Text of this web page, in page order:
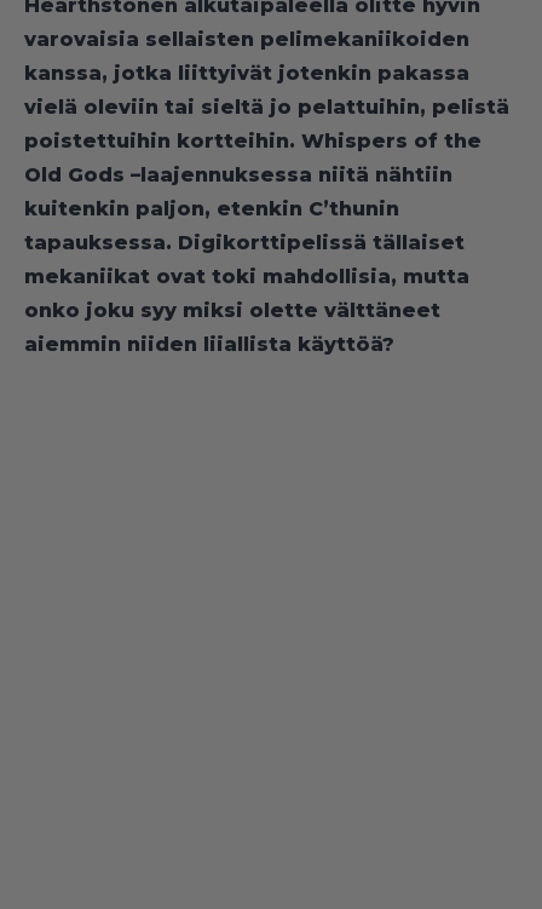
Hearthstonen alkutaipaleella olitte hyvin
varovaisia sellaisten pelimekaniikoiden
kanssa, jotka liittyivät jotenkin pakassa
vielä oleviin tai sieltä jo pelattuihin, pelistä
poistettuihin kortteihin. Whispers of the
Old Gods –laajennuksessa niitä nähtiin
kuitenkin paljon, etenkin C’thunin
tapauksessa. Digikorttipelissä tällaiset
mekaniikat ovat toki mahdollisia, mutta
onko joku syy miksi olette välttäneet
aiemmin niiden liiallista käyttöä?